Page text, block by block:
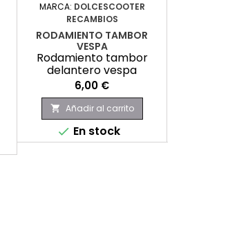
MARCA: DOLCESCOOTER
RECAMBIOS
RODAMIENTO TAMBOR
VESPA
Rodamiento tambor
delantero vespa
Precio
6,00 €
 Añadir al carrito
 En stock